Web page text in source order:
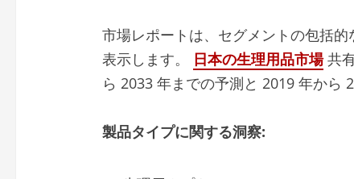
市場レポートは、セグメントの包括
表示します。 日本の生理用品市場共
ら 2033 年までの予測と 2019 年から
製品タイプに関する洞察: